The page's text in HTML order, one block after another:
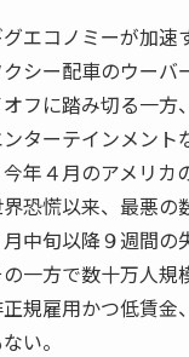
エコノミーが加
シー配車のウーバ
フに踏み切る一方
ターテインメント
今年４月のアメリカ
恐慌以来、最悪の
月中旬以降９週間の
の一方で数十万人規
規雇用かつ低賃金
い。